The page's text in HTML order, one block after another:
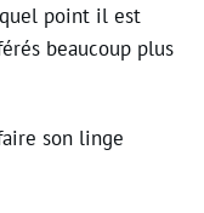
point il est
beaucoup plus
son linge